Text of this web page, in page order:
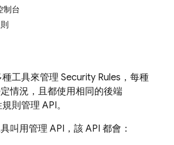
制台
工具來管理 Security Rules ，每種
情況，且都使用相同的後端
則管理 API。
叫用管理 API，該 API 都會：